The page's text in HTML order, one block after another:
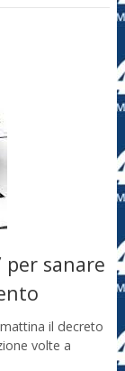
per sanare
il decreto
volte a